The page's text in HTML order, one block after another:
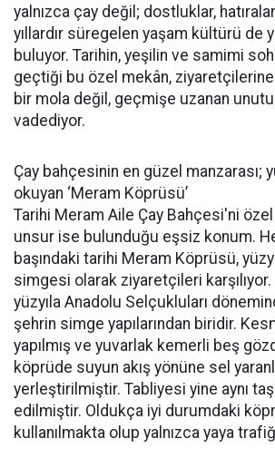
yalnızca çay değil; dostluklar,
yıllardır süregelen yaşam kültürü de
buluyor. Tarihin, yeşilin ve samimi
geçtiği bu özel mekân,
bir mola değil, geçmişe uzanan
vadediyor.
Çay bahçesinin en güzel manzarası;
okuyan ‘Meram Köprüsü’
Tarihi Meram Aile Çay Bahçesi'ni özel
unsur ise bulunduğu eşsiz konum.
başındaki tarihi Meram Köprüsü,
simgesi olarak ziyaretçileri
yüzyıla Anadolu Selçukluları
şehrin simge yapılarından biridir.
yapılmış ve yuvarlak kemerli beş
köprüde suyun akış yönüne sel
yerleştirilmiştir. Tabliyesi yine aynı
edilmiştir. Oldukça iyi durumdaki
kullanılmakta olup yalnızca yaya